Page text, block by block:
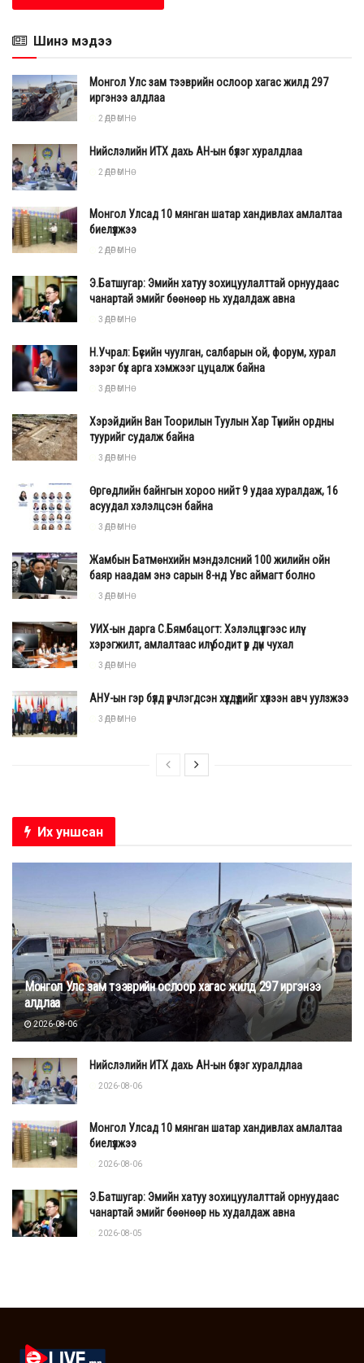
Шинэ мэдээ
Монгол Улс зам тээврийн ослоор хагас жилд 297
иргэнээ алдлаа
2 ӨДӨР ӨМНӨ
Нийслэлийн ИТХ дахь АН-ын бүлэг хуралдлаа
2 ӨДӨР ӨМНӨ
Монгол Улсад 10 мянган шатар хандивлах амлалтаа
биелүүлжээ
2 ӨДӨР ӨМНӨ
Э.Батшугар: Эмийн хатуу зохицуулалттай орнуудаас
чанартай эмийг бөөнөөр нь худалдаж авна
3 ӨДӨР ӨМНӨ
Н.Учрал: Бүсийн чуулган, салбарын ой, форум, хурал
зэрэг бүх арга хэмжээг цуцалж байна
3 ӨДӨР ӨМНӨ
Хэрэйдийн Ван Тоорилын Туулын Хар Түнийн ордны
туурийг судалж байна
3 ӨДӨР ӨМНӨ
Өргөдлийн байнгын хороо нийт 9 удаа хуралдаж, 16
асуудал хэлэлцсэн байна
3 ӨДӨР ӨМНӨ
Жамбын Батмөнхийн мэндэлсний 100 жилийн ойн
баяр наадам энэ сарын 8-нд Увс аймагт болно
3 ӨДӨР ӨМНӨ
УИХ-ын дарга С.Бямбацогт: Хэлэлцүүлгээс илүү
хэрэгжилт, амлалтаас илүү бодит үр дүн чухал
3 ӨДӨР ӨМНӨ
АНУ-ын гэр бүлд үрчлэгдсэн хүүхдүүдийг хүлээн авч уулзжээ
3 ӨДӨР ӨМНӨ
Их уншсан
Монгол Улс зам тээврийн ослоор хагас жилд 297 иргэнээ
алдлаа
2026-08-06
Нийслэлийн ИТХ дахь АН-ын бүлэг хуралдлаа
2026-08-06
Монгол Улсад 10 мянган шатар хандивлах амлалтаа
биелүүлжээ
2026-08-06
Э.Батшугар: Эмийн хатуу зохицуулалттай орнуудаас
чанартай эмийг бөөнөөр нь худалдаж авна
2026-08-05